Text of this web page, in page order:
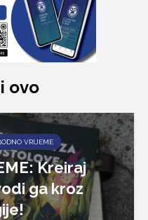
ovo
VRIJEME
Kreiraj
ga kroz